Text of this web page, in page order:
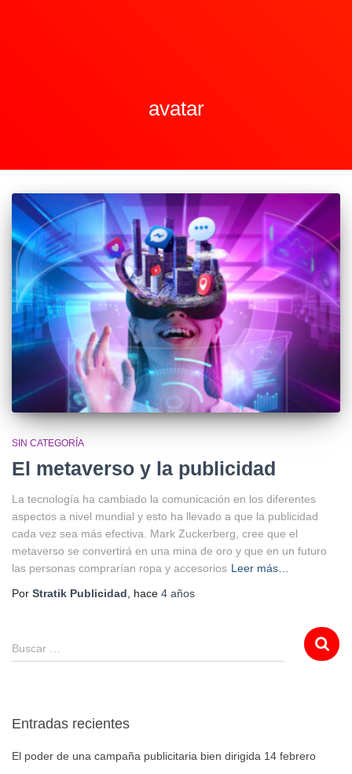
avatar
SIN CATEGORÍA
El metaverso y la publicidad
La tecnología ha cambiado la comunicación en los diferentes
aspectos a nivel mundial y esto ha llevado a que la publicidad
cada vez sea más efectiva. Mark Zuckerberg, cree que el
metaverso se convertirá en una mina de oro y que en un futuro
las personas comprarían ropa y accesorios Leer más…
Por Stratik Publicidad , hace 4 años
Buscar …
Entradas recientes
El poder de una campaña publicitaria bien dirigida 14 febrero